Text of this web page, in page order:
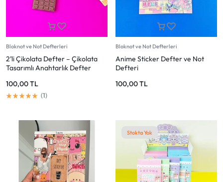
Bloknot ve Not Defterleri
2’li Çikolata Defter – Çikolata
Tasarımlı Anahtarlık Defter
100,00TL
1
Bloknot ve Not Defterleri
Anime Sticker Defter ve Not
Defteri
100,00TL
Stokta Yok